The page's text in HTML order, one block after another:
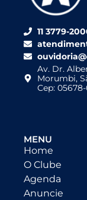
11 3779-
Av. Dr.
Morumbi,
Cep:
MENU
Home
O Clube
Agenda
Anuncie